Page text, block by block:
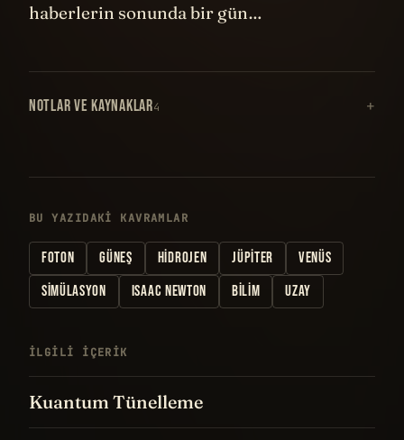
haberlerin sonunda bir gün…
NOTLAR VE KAYNAKLAR4
BU YAZIDAKI KAVRAMLAR
FOTON GÜNEŞ HIDROJEN JÜPITER
VENÜS
SIMÜLASYON
ISAAC NEWTON BILIM UZAY
İLGILI IÇERIK
Kuantum Tünelleme